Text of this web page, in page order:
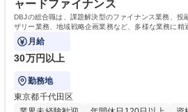
ャードファイナンス
DBJの総合職は、課題解決型のファイナンス業務、投
ザリー業務、地域戦略企画業務など、多様な業務に精
広く社会に貢献していく職種です。
月給
30万円以上
勤務地
東京都千代田区